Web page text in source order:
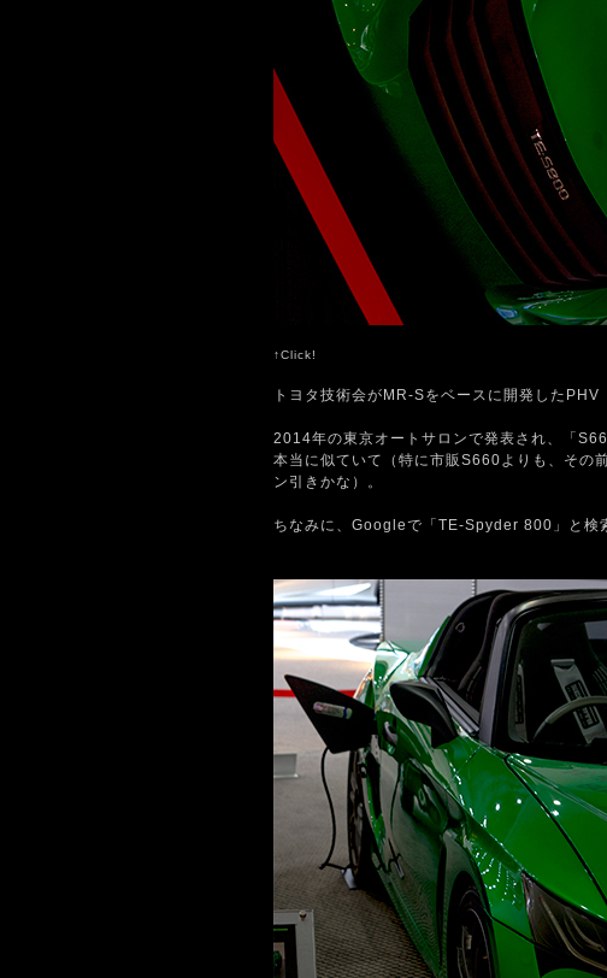
↑Click!
トヨタ技術会がMR-Sをベースに開発したPHV
2014年の東京オートサロンで発表され、「
本当に似ていて（特に市販S660よりも、その
ン引きかな）。
ちなみに、Googleで「TE-Spyder 800」と検